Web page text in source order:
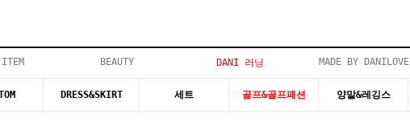
BEAUTY DANI 러닝 MADE BY DANILOVE
DRESS&SKIRT 세트 골프&골프패션 양말&레깅스